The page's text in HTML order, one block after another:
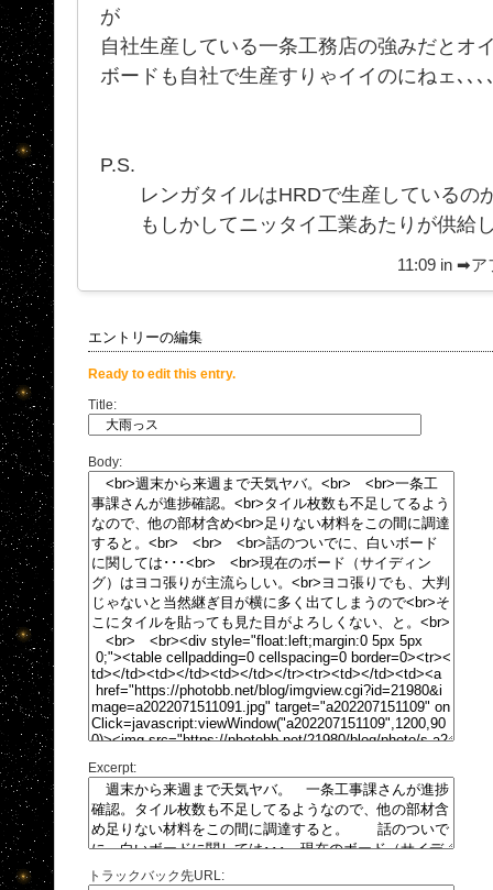
が
自社生産している一条工務店の強みだとオ
ボードも自社で生産すりゃイイのにねェ､
P.S.
レンガタイルはHRDで生産しているの
もしかしてニッタイ工業あたりが供給
11:09 in ➡ア
エントリーの編集
Ready to edit this entry.
Title:
Body:
Excerpt:
トラックバック先URL: